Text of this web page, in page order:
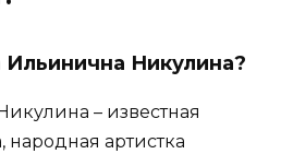
Ильинична Никулина?
– известная
народная артистка